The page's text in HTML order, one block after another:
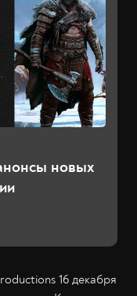
новых
16 декабря